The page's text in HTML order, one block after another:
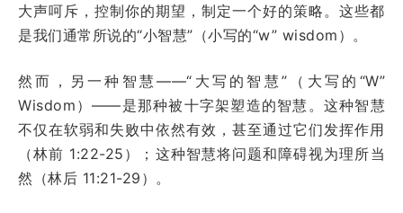
大声呵斥，控制你的期望，制定一个好的策略。这些都
是我们通常所说的“小智慧”（小写的“w” wisdom）。
然而，另一种智慧——“大写的智慧”（大写的“W”
Wisdom）——是那种被十字架塑造的智慧。这种智慧
不仅在软弱和失败中依然有效，甚至通过它们发挥作用
（林前 1:22-25）；这种智慧将问题和障碍视为理所当
然（林后 11:21-29）。